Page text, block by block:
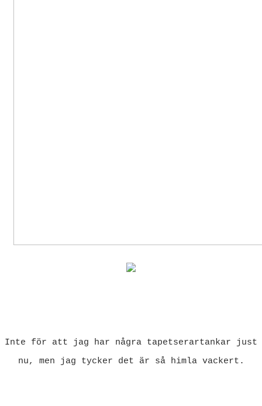
Inte för att jag har några tapetserartankar just
nu, men jag tycker det är så himla vackert.